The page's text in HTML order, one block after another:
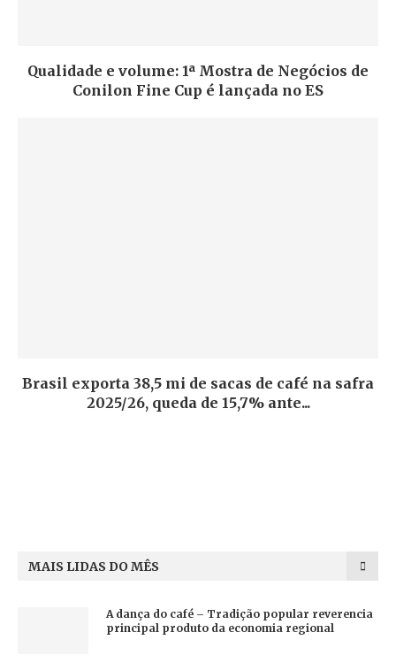
Qualidade e volume: 1ª Mostra de Negócios de
Conilon Fine Cup é lançada no ES
Brasil exporta 38,5 mi de sacas de café na safra
2025/26, queda de 15,7% ante...
MAIS LIDAS DO MÊS
A dança do café – Tradição popular reverencia
principal produto da economia regional